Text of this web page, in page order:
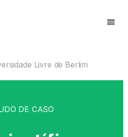
Livre de Berlim
DE CASO